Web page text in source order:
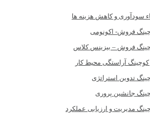
سودآوری و کاهش هزینه ها
فروش- اکونومی
فروش – بیزینس کلاس
تدوین استراتژی
جانشین پروری
مدیریت و ارزیابی عملکرد